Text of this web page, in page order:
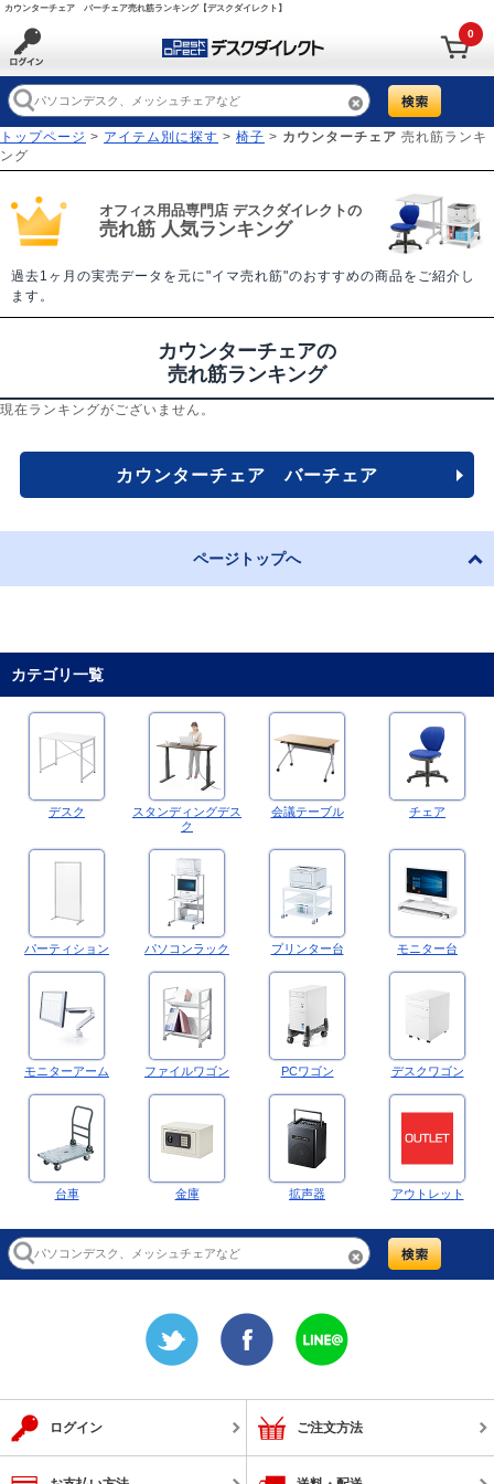
カウンターチェア バーチェア売れ筋ランキング【デスクダイレクト】
0
トップページ > アイテム別に探す > 椅子 > カウンターチェア 売れ筋ランキ
ング
オフィス用品専門店 デスクダイレクトの
売れ筋 人気ランキング
過去1ヶ月の実売データを元に"イマ売れ筋"のおすすめの商品をご紹介し
ます。
カウンターチェアの
売れ筋ランキング
現在ランキングがございません。
カウンターチェア バーチェア
ページトップへ
カテゴリ一覧
デスク
スタンディングデス
ク
会議テーブル チェア
パーティション パソコンラック プリンター台 モニター台
モニターアーム ファイルワゴン PCワゴン デスクワゴン
台車 金庫 拡声器 アウトレット
ログイン ご注文方法